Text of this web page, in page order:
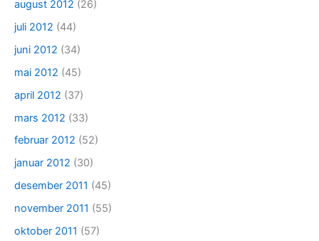
august 2012 (26)
juli 2012 (44)
juni 2012 (34)
mai 2012 (45)
april 2012 (37)
mars 2012 (33)
februar 2012 (52)
januar 2012 (30)
desember 2011 (45)
november 2011 (55)
oktober 2011 (57)